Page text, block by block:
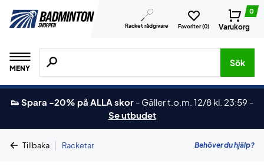
Racket rådgivare Favoriter (0)
0
Varukorg
MENY
Sök efter produkter, märken osv.
Sök
👟 Spara -20% på ALLA skor - Gäller t.o.m. 12/8 kl. 23:59 -
Se utbudet
Tillbaka | Racketar Behöver du hjälp?